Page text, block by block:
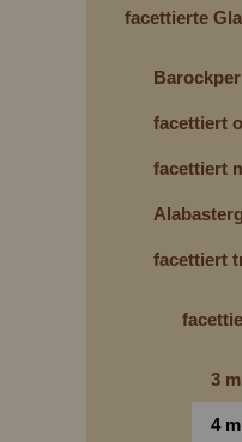
facettierte
facettiert
facettiert
facettiert
3
4